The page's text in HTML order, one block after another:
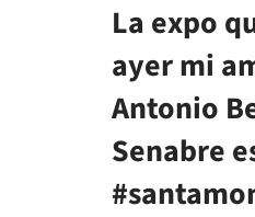
La expo
ayer mi
Antonio
Senabre